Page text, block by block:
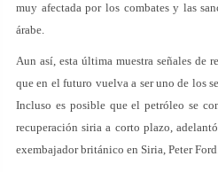
muy afectada por los combates y las
árabe.
Aun así, esta última muestra señales de
que en el futuro vuelva a ser uno de los
Incluso es posible que el petróleo se
recuperación siria a corto plazo,
exembajador británico en Siria, Peter